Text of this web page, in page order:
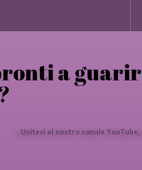
a
Unitevi al nostro canale